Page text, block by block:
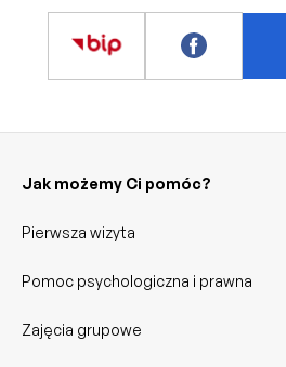
Jak możemy Ci pomóc?
Pierwsza wizyta
Pomoc psychologiczna i prawna
Zajęcia grupowe